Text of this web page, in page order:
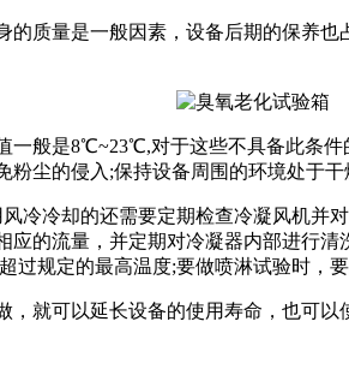
的质量是一般因素，设备后期的保养
般是8℃~23℃,对于这些不具备此条件
尘的侵入;保持设备周围的环境处于
冷却的还需要定期检查冷凝风机并
的流量，并定期对冷凝器内部进行
规定的最高温度;要做喷淋试验时，
，就可以延长设备的使用寿命，也可